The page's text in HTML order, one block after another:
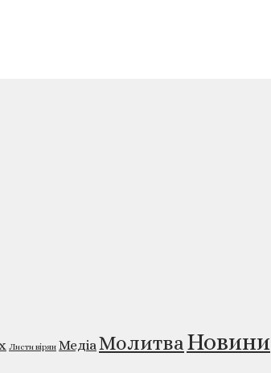
Листи вірян МедіаМолитваНовини